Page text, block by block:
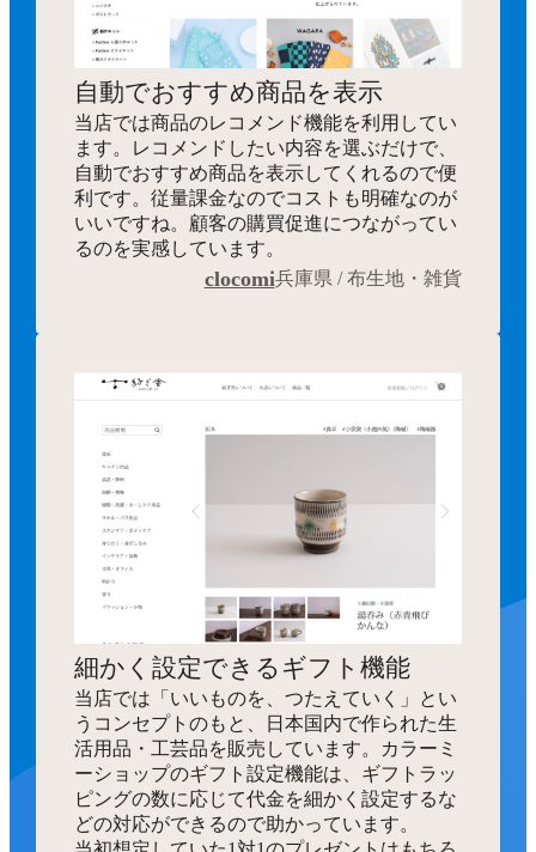
自動でおすすめ商品を表示
当店では商品のレコメンド機能を利用してい
ます。レコメンドしたい内容を選ぶだけで、
自動でおすすめ商品を表示してくれるので便
利です。従量課金なのでコストも明確なのが
いいですね。顧客の購買促進につながってい
るのを実感しています。
clocomi兵庫県 / 布生地・雑貨
細かく設定できるギフト機能
当店では「いいものを、つたえていく」とい
うコンセプトのもと、日本国内で作られた生
活用品・工芸品を販売しています。カラーミ
ーショップのギフト設定機能は、ギフトラッ
ピングの数に応じて代金を細かく設定するな
どの対応ができるので助かっています。